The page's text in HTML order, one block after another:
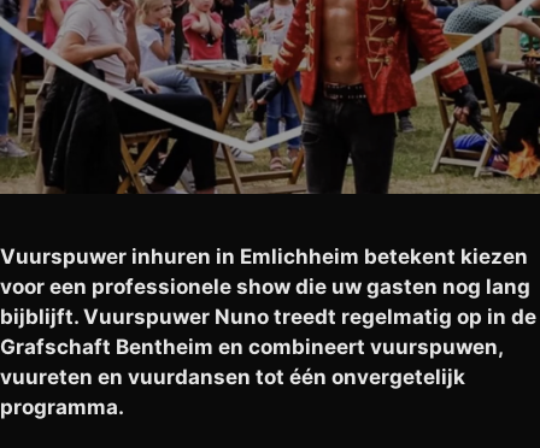
Vuurspuwer inhuren in Emlichheim betekent kiezen
voor een professionele show die uw gasten nog lang
bijblijft. Vuurspuwer Nuno treedt regelmatig op in de
Grafschaft Bentheim en combineert vuurspuwen,
vuureten en vuurdansen tot één onvergetelijk
programma.